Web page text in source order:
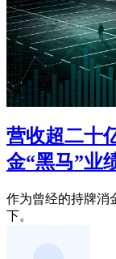
营收超二十
金“黑马”业
作为曾经的持牌消
下。